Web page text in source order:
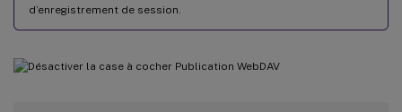
d’enregistrement de session.